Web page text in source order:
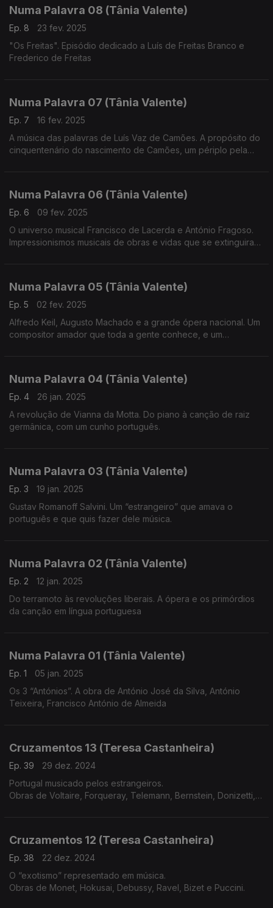
Numa Palavra 08 (Tânia Valente)
Ep. 8
23 fev. 2025
"Os Freitas". Episódio dedicado a Luís de Freitas Branco e
Frederico de Freitas
Numa Palavra 07 (Tânia Valente)
Ep. 7
16 fev. 2025
A música das palavras de Luís Vaz de Camões. A propósito do
cinquentenário do nascimento de Camões, um périplo pela
Numa Palavra 06 (Tânia Valente)
Ep. 6
09 fev. 2025
O universo musical Francisco de Lacerda e António Fragoso.
Impressionismos musicais de obras e vidas que se extinguiram
Numa Palavra 05 (Tânia Valente)
Ep. 5
02 fev. 2025
Alfredo Keil, Augusto Machado e a grande ópera nacional. Um
compositor amador que toda a gente conhece, e um
Numa Palavra 04 (Tânia Valente)
Ep. 4
26 jan. 2025
A revolução de Vianna da Motta. Do piano à canção de raiz
germânica, com um cunho português.
Numa Palavra 03 (Tânia Valente)
Ep. 3
19 jan. 2025
Gustav Romanoff Salvini. Um “estrangeiro” que amava o
português e que quis fazer dele música.
Numa Palavra 02 (Tânia Valente)
Ep. 2
12 jan. 2025
Do terramoto às revoluções liberais. A ópera e os primórdios
da canção em língua portuguesa
Numa Palavra 01 (Tânia Valente)
Ep. 1
05 jan. 2025
Os 3 “Antónios”. A obra de António José da Silva, António
Teixeira, Francisco António de Almeida
Cruzamentos 13 (Teresa Castanheira)
Ep. 39
29 dez. 2024
Portugal musicado pelos estrangeiros.
Obras de Voltaire, Forqueray, Telemann, Bernstein, Donizetti,
Cruzamentos 12 (Teresa Castanheira)
Ep. 38
22 dez. 2024
O “exotismo” representado em música.
Obras de Monet, Hokusai, Debussy, Ravel, Bizet e Puccini.